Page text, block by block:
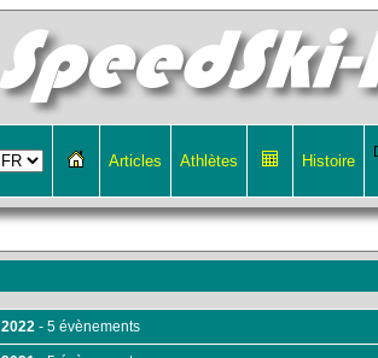
Articles Athlètes Histoire
2022- 5 évènements